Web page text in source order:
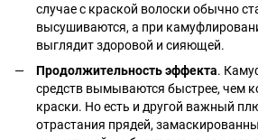
случае с краской волоски обычно
высушиваются, а при
выглядит здоровой и сияющей.
Продолжительность эффекта.
средств вымываются быстрее, чем
краски. Но есть и другой важный
отрастания прядей,